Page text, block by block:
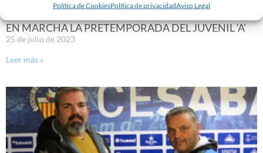
Política de CookiesPolítica de privacidadAviso Legal
EN MARCHA LA PRETEMPORADA DEL JUVENIL ‘A’
25 de julio de 2023
Leer más »